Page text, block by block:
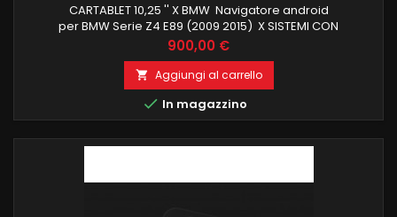
CARTABLET 10,25 '' X BMW Navigatore android
per BMW Serie Z4 E89 (2009 2015) X SISTEMI CON
NAVIGATORE ORIGINALE ANDROID 12 QUALCOMM
SNAPDRAGON OCTACORE CARPLAY E ANDROID AUTO
INTEGRATI WIRELESS 6 GB RAM 128 GB ROM INGRESSO SIM PER
NAVIGAZIONE INTERNET 4G NAVIGATORE OFFLINE E ONLINE ,
INGRESSO CAMERA AUX , INGRESSO SD 4G RECUPERO
COMANDI AL VOLANTE,...
Prezzo
900,00 €
 Aggiungi al carrello
 In magazzino